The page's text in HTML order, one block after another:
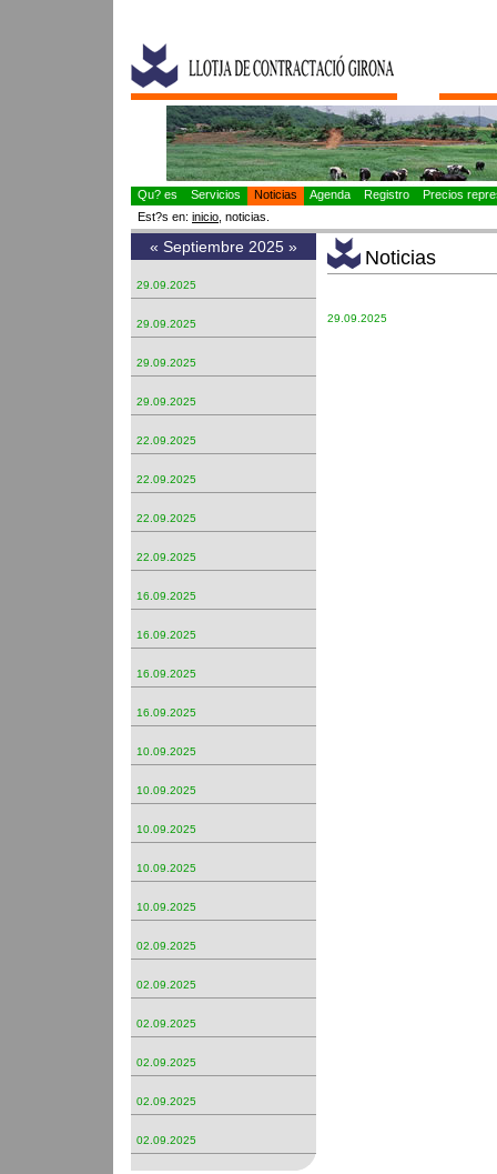
Qu? es Servicios Noticias Agenda Registro
Precios
Est?s en: inicio , noticias.
« Septiembre 2025 »
29.09.2025
29.09.2025
29.09.2025
29.09.2025
22.09.2025
22.09.2025
22.09.2025
22.09.2025
16.09.2025
16.09.2025
16.09.2025
16.09.2025
10.09.2025
10.09.2025
10.09.2025
10.09.2025
10.09.2025
02.09.2025
02.09.2025
02.09.2025
02.09.2025
02.09.2025
02.09.2025
Noticias
29.09.2025